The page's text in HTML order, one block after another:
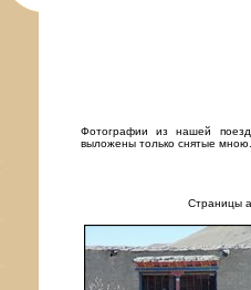
Фотографии из нашей
выложены только снятые мною.
Страницы